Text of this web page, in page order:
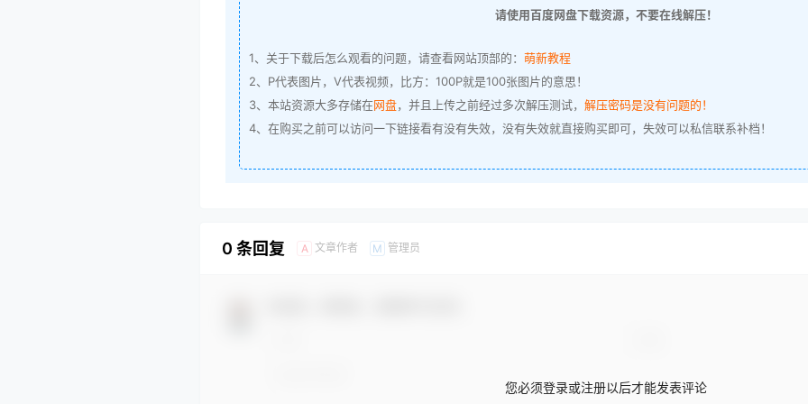
请使用百度网盘下载资源，不要在线解压！
1、关于下载后怎么观看的问题，请查看网站顶部的： 萌新教程
2、P代表图片，V代表视频，比方：100P就是100张图片的意思！
3、本站资源大多存储在网盘，并且上传之前经过多次解压测试， 解压密码是没有问题的！
4、在购买之前可以访问一下链接看有没有失效，没有失效就直接购买即可，失效可以私信联系补档！
0 条回复 A 文章作者 M 管理员
您必须登录或注册以后才能发表评论